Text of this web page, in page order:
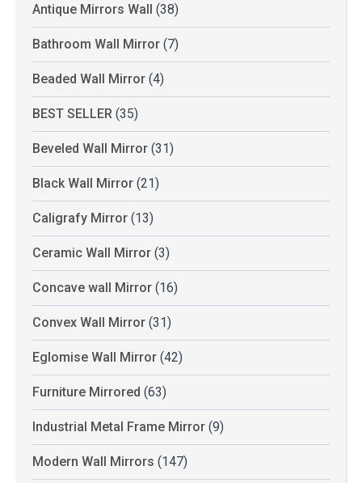
Antique Mirrors Wall (38)
Bathroom Wall Mirror (7)
Beaded Wall Mirror (4)
BEST SELLER (35)
Beveled Wall Mirror (31)
Black Wall Mirror (21)
Caligrafy Mirror (13)
Ceramic Wall Mirror (3)
Concave wall Mirror (16)
Convex Wall Mirror (31)
Eglomise Wall Mirror (42)
Furniture Mirrored (63)
Industrial Metal Frame Mirror (9)
Modern Wall Mirrors (147)